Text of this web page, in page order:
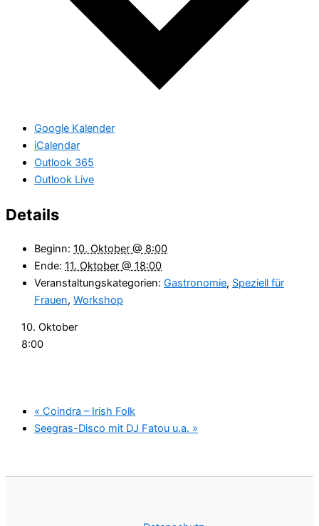
Google Kalender
iCalendar
Outlook 365
Outlook Live
Details
Beginn: 10. Oktober @ 8:00
Ende: 11. Oktober @ 18:00
Veranstaltungskategorien: Gastronomie, Speziell für
Frauen, Workshop
10. Oktober
8:00
« Coindra – Irish Folk
Seegras-Disco mit DJ Fatou u.a. »